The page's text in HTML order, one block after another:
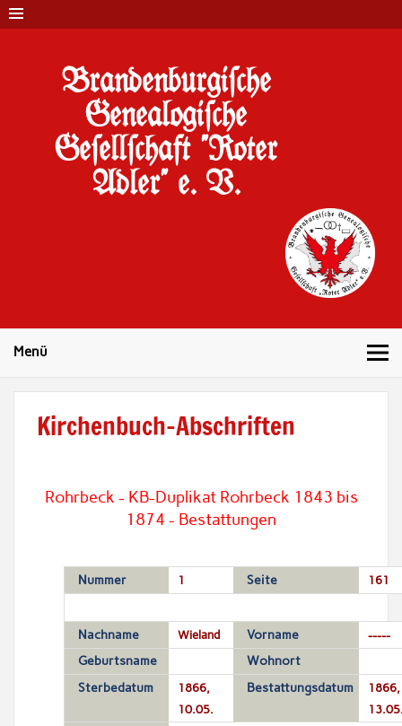
Brandenburgi#che
Genealogi#che
Ge#ell#chaft "Roter
Adler" e. V.
Menü
Kirchenbuch-Abschriften
Rohrbeck - KB-Duplikat Rohrbeck 1843 bis
1874 - Bestattungen
Nummer 1 Seite 161
Nachname Wieland Vorname -----
Geburtsname
Wohnort
Sterbedatum
1866,
10.05.
Bestattungsdatum
1866,